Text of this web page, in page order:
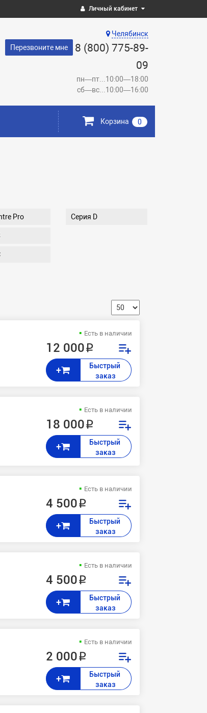
Личный кабинет
Челябинск
Перезвоните мне
8 (800) 775-89-
09
пн—пт...10:00—18:00
сб—вс...10:00—16:00
Корзина 0
Pro Серия D
Есть в наличии
12 000 ₽
+
Быстрый
заказ
7800DX, 7800DN, 7800
Есть в наличии
18 000 ₽
+
Быстрый
заказ
Есть в наличии
4 500 ₽
+
Быстрый
заказ
7228, C3545, C2636, C2128, M24, 2240
Есть в наличии
4 500 ₽
+
Быстрый
заказ
Есть в наличии
2 000 ₽
+
Быстрый
заказ